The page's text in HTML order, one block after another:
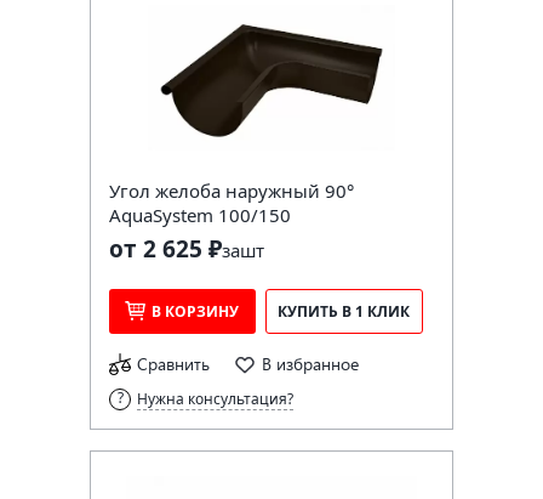
Угол желоба наружный 90°
AquaSystem 100/150
от 2 625 ₽зашт
В КОРЗИНУ КУПИТЬ В 1 КЛИК
Сравнить В избранное
Нужна консультация?